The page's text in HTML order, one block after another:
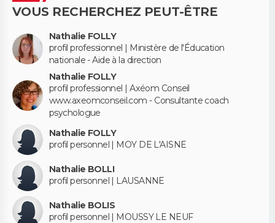
VOUS RECHERCHEZ PEUT-ÊTRE
Nathalie FOLLY
profil professionnel | Ministère de l'Éducation
nationale - Aide à la direction
Nathalie FOLLY
profil professionnel | Axéom Conseil
www.axeomconseil.com - Consultante coach
psychologue
Nathalie FOLLY
profil personnel | MOY DE L'AISNE
Nathalie BOLLI
profil personnel | LAUSANNE
Nathalie BOLIS
profil personnel | MOUSSY LE NEUF